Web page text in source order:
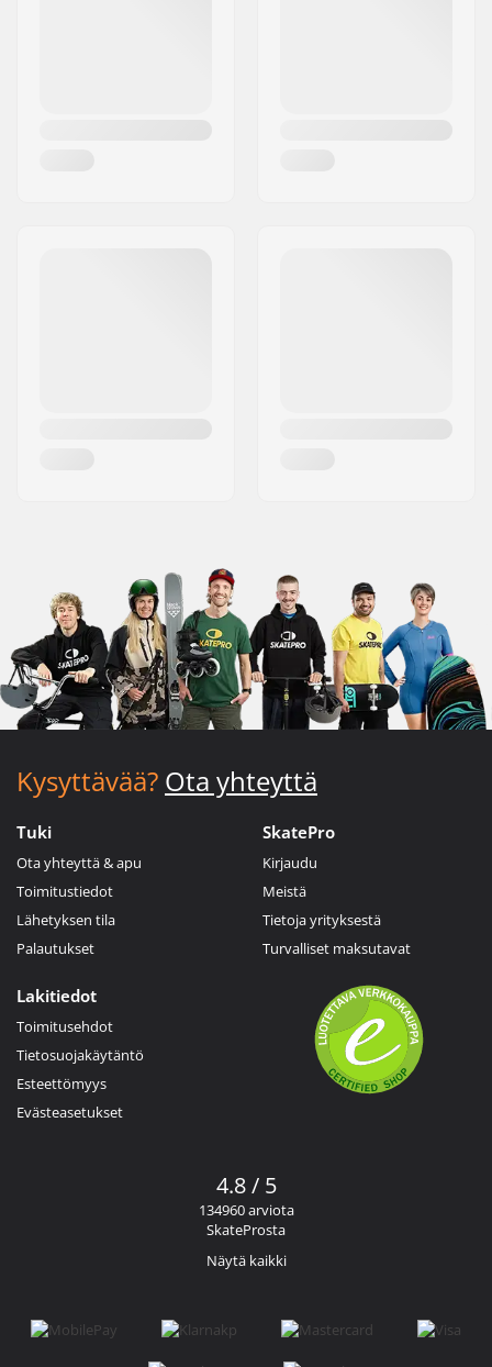
Kysyttävää? Ota yhteyttä
Tuki
Ota yhteyttä & apu
Toimitustiedot
Lähetyksen tila
Palautukset
SkatePro
Kirjaudu
Meistä
Tietoja yrityksestä
Turvalliset maksutavat
Lakitiedot
Toimitusehdot
Tietosuojakäytäntö
Esteettömyys
Evästeasetukset
4.8 / 5
134960 arviota
SkateProsta
Näytä kaikki